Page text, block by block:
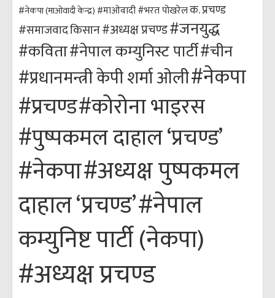
#नेकपा (माओवादी केन्द्र) #माओवादी#भरत पोखरेलक. प्रचण्ड
#समाजवादकिसान#अध्यक्ष प्रचण्ड#जनयुद्ध
#कविता#नेपाल कम्युनिस्ट पार्टी#चीन
#प्रधानमन्त्री केपी शर्मा ओली#नेकपा
#प्रचण्ड#कोरोना भाइरस
#पुष्पकमल दाहाल ‘प्रचण्ड’
#नेकपा#अध्यक्ष पुष्पकमल
दाहाल ‘प्रचण्ड’#नेपाल
कम्युनिष्ट पार्टी (नेकपा)
#अध्यक्ष प्रचण्ड